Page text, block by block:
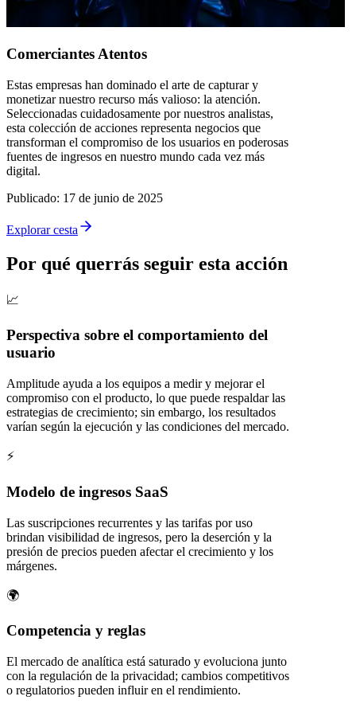
Comerciantes Atentos
Estas empresas han dominado el arte de capturar y
monetizar nuestro recurso más valioso: la atención.
Seleccionadas cuidadosamente por nuestros analistas,
esta colección de acciones representa negocios que
transforman el compromiso de los usuarios en poderosas
fuentes de ingresos en nuestro mundo cada vez más
digital.
Publicado: 17 de junio de 2025
Explorar cesta
Por qué querrás seguir esta acción
📈
Perspectiva sobre el comportamiento del
usuario
Amplitude ayuda a los equipos a medir y mejorar el
compromiso con el producto, lo que puede respaldar las
estrategias de crecimiento; sin embargo, los resultados
varían según la ejecución y las condiciones del mercado.
⚡
Modelo de ingresos SaaS
Las suscripciones recurrentes y las tarifas por uso
brindan visibilidad de ingresos, pero la deserción y la
presión de precios pueden afectar el crecimiento y los
márgenes.
🌍
Competencia y reglas
El mercado de analítica está saturado y evoluciona junto
con la regulación de la privacidad; cambios competitivos
o regulatorios pueden influir en el rendimiento.